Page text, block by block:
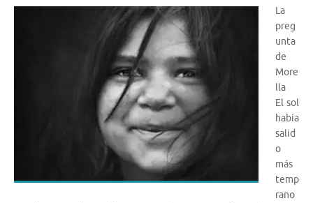
La
preg
unta
de
More
lla
El sol
había
salid
o
más
temp
rano